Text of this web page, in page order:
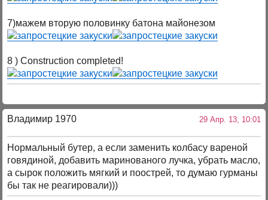
7)мажем вторую половинку батона майонезом
8 ) Construction completed!
Владимир 1970 29 Апр. 13, 10:01
Нормальный бутер, а если заменить колбасу вареной
говядиной, добавить маринованого лучка, убрать масло,
а сырок положить мягкий и поострей, то думаю гурманы
бы так не реагировали)))